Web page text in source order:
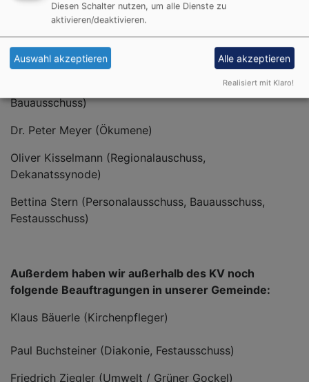
Pfarrerin Pia Heutling
Cornelia Jürgensen (Öffentlichkeitsarbeit,
Gesamtkirchenverwaltung)
Anja Mayer-Ley (stellv. Vertrauensfrau, Frauen,
Bauausschuss)
Dr. Peter Meyer (Ökumene)
Oliver Kisselmann (Regionalauschuss,
Dekanatssynode)
Bettina Stern (Personalausschuss, Bauausschuss,
Festausschuss)
Außerdem haben wir außerhalb des KV noch
folgende Beauftragungen in unserer Gemeinde:
Klaus Bäuerle (Kirchenpfleger)
Paul Buchsteiner (Diakonie, Festausschuss)
Friedrich Ziegler (Umwelt / Grüner Gockel)
Diesen Schalter nutzen, um alle Dienste zu
aktivieren/deaktivieren.
Auswahl akzeptieren Alle akzeptieren
Realisiert mit Klaro!